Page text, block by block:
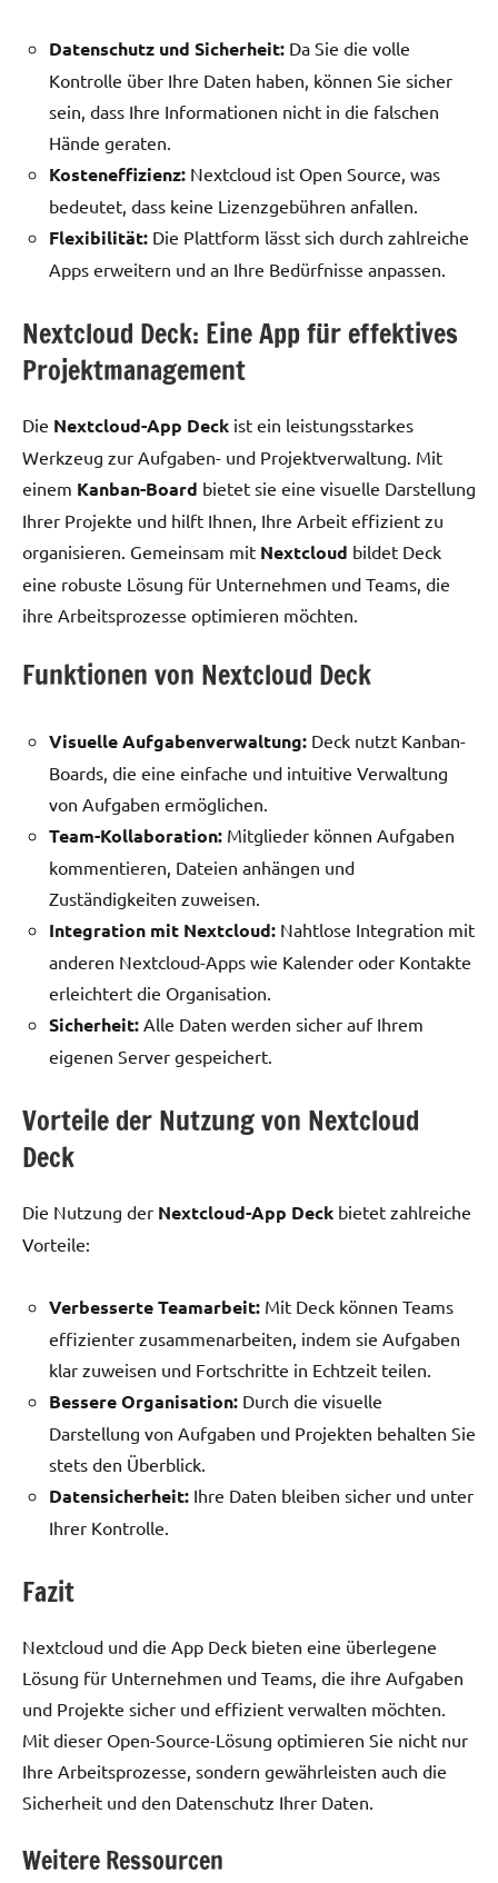
Datenschutz und Sicherheit: Da Sie die volle
Kontrolle über Ihre Daten haben, können Sie sicher
sein, dass Ihre Informationen nicht in die falschen
Hände geraten.
Kosteneffizienz: Nextcloud ist Open Source, was
bedeutet, dass keine Lizenzgebühren anfallen.
Flexibilität: Die Plattform lässt sich durch zahlreiche
Apps erweitern und an Ihre Bedürfnisse anpassen.
Nextcloud Deck: Eine App für effektives
Projektmanagement
Die Nextcloud-App Deck ist ein leistungsstarkes
Werkzeug zur Aufgaben- und Projektverwaltung. Mit
einem Kanban-Board bietet sie eine visuelle Darstellung
Ihrer Projekte und hilft Ihnen, Ihre Arbeit effizient zu
organisieren. Gemeinsam mit Nextcloud bildet Deck
eine robuste Lösung für Unternehmen und Teams, die
ihre Arbeitsprozesse optimieren möchten.
Funktionen von Nextcloud Deck
Visuelle Aufgabenverwaltung: Deck nutzt Kanban-
Boards, die eine einfache und intuitive Verwaltung
von Aufgaben ermöglichen.
Team-Kollaboration: Mitglieder können Aufgaben
kommentieren, Dateien anhängen und
Zuständigkeiten zuweisen.
Integration mit Nextcloud: Nahtlose Integration mit
anderen Nextcloud-Apps wie Kalender oder Kontakte
erleichtert die Organisation.
Sicherheit: Alle Daten werden sicher auf Ihrem
eigenen Server gespeichert.
Vorteile der Nutzung von Nextcloud
Deck
Die Nutzung der Nextcloud-App Deck bietet zahlreiche
Vorteile:
Verbesserte Teamarbeit: Mit Deck können Teams
effizienter zusammenarbeiten, indem sie Aufgaben
klar zuweisen und Fortschritte in Echtzeit teilen.
Bessere Organisation: Durch die visuelle
Darstellung von Aufgaben und Projekten behalten Sie
stets den Überblick.
Datensicherheit: Ihre Daten bleiben sicher und unter
Ihrer Kontrolle.
Fazit
Nextcloud und die App Deck bieten eine überlegene
Lösung für Unternehmen und Teams, die ihre Aufgaben
und Projekte sicher und effizient verwalten möchten.
Mit dieser Open-Source-Lösung optimieren Sie nicht nur
Ihre Arbeitsprozesse, sondern gewährleisten auch die
Sicherheit und den Datenschutz Ihrer Daten.
Weitere Ressourcen